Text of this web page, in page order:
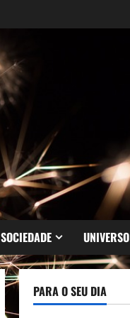
SOCIEDADE UNIVERSO
PARA O SEU DIA